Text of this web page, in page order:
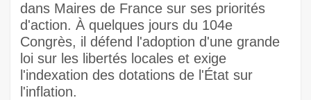
dans Maires de France sur ses priorités
d'action. À quelques jours du 104e
Congrès, il défend l'adoption d'une grande
loi sur les libertés locales et exige
l'indexation des dotations de l'État sur
l'inflation.